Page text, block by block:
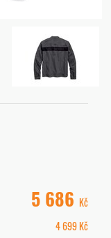
5 686 Kč
4 699Kč